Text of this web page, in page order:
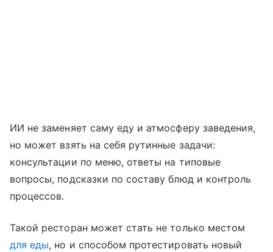
ИИ не заменяет саму еду и атмосферу заведения,
но может взять на себя рутинные задачи:
консультации по меню, ответы на типовые
вопросы, подсказки по составу блюд и контроль
процессов.
Такой ресторан может стать не только местом
для еды, но и способом протестировать новый